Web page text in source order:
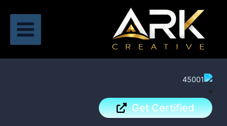
Get Certified